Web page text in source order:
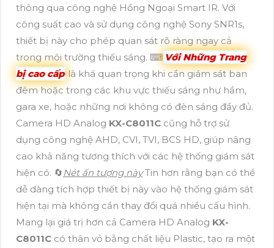
thông qua công nghệ Hồng Ngoại Smart IR. Với
công suất cao và sử dụng công nghệ Sony SNR1s,
thiết bị này cho phép quan sát rõ ràng ngay cả
trong môi trường thiếu sáng. ⌨ Với Những Trang
bị cao cấp là khá quan trọng khi cần giám sát ban
đêm hoặc trong các khu vực thiếu sáng như hầm,
gara xe, hoặc những nơi không có đèn sáng đầy đủ.
Camera HD Analog KX-C8011C cũng hỗ trợ sử
dụng công nghệ AHD, CVI, TVI, BCS HD, giúp nâng
cao khả năng tương thích với các hệ thống giám sát
hiện có. 🔄 Nét ấn tượng nàyTin hơn rằng bạn có thể
dễ dàng tích hợp thiết bị này vào hệ thống giám sát
hiện tại mà không cần thay đổi quá nhiều cấu hình.
Mang lại giá trị hơn cả Camera HD Analog KX-
C8011C có thân vỏ bằng chất liệu Plastic, tạo ra một